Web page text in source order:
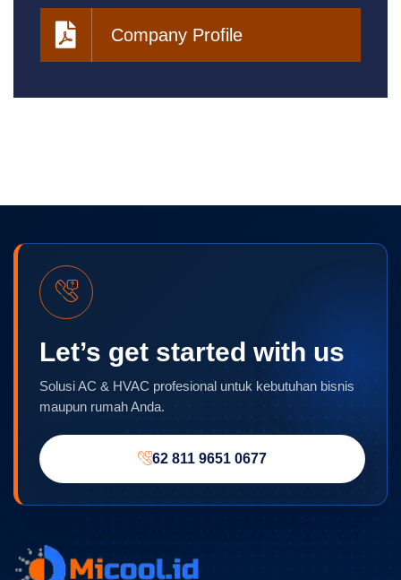
Company Profile
Let’s get started with us
Solusi AC & HVAC profesional untuk kebutuhan bisnis
maupun rumah Anda.
62 811 9651 0677